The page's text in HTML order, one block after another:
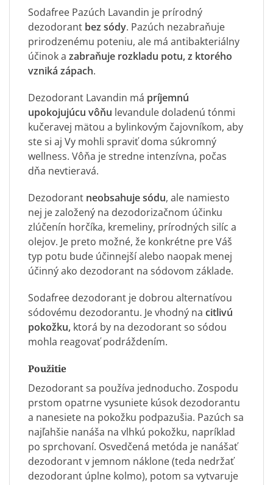
Sodafree Pazúch Lavandin je prírodný
dezodorant bez sódy. Pazúch nezabraňuje
prirodzenému poteniu, ale má antibakteriálny
účinok a zabraňuje rozkladu potu, z ktorého
vzniká zápach.
Dezodorant Lavandin má príjemnú
upokojujúcu vôňu levandule doladenú tónmi
kučeravej mätou a bylinkovým čajovníkom, aby
ste si aj Vy mohli spraviť doma súkromný
wellness. Vôňa je stredne intenzívna, počas
dňa nevtieravá.
Dezodorant neobsahuje sódu, ale namiesto
nej je založený na dezodorizačnom účinku
zlúčenín horčíka, kremeliny, prírodných silíc a
olejov. Je preto možné, že konkrétne pre Váš
typ potu bude účinnejší alebo naopak menej
účinný ako dezodorant na sódovom základe.
Sodafree dezodorant je dobrou alternatívou
sódovému dezodorantu. Je vhodný na citlivú
pokožku, ktorá by na dezodorant so sódou
mohla reagovať podráždením.
Použitie
Dezodorant sa používa jednoducho. Zospodu
prstom opatrne vysuniete kúsok dezodorantu
a nanesiete na pokožku podpazušia. Pazúch sa
najľahšie nanáša na vlhkú pokožku, napríklad
po sprchovaní. Osvedčená metóda je nanášať
dezodorant v jemnom náklone (teda nedržať
dezodorant úplne kolmo), potom sa vytvaruje